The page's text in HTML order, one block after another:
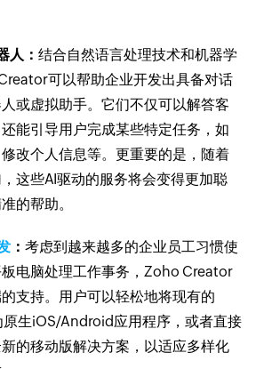
人：结合自然语言处理技术和机器学
可以帮助企业开发出具备对话
或虚拟助手。它们不仅可以解答客
能引导用户完成某些特定任务，如
改个人信息等。更重要的是，随着
这些AI驱动的服务将会变得更加聪
的帮助。
：考虑到越来越多的企业员工习惯使
电脑处理工作事务，Zoho Creator
支持。用户可以轻松地将现有的
生iOS/Android应用程序，或者直接
的移动版解决方案，以适应多样化